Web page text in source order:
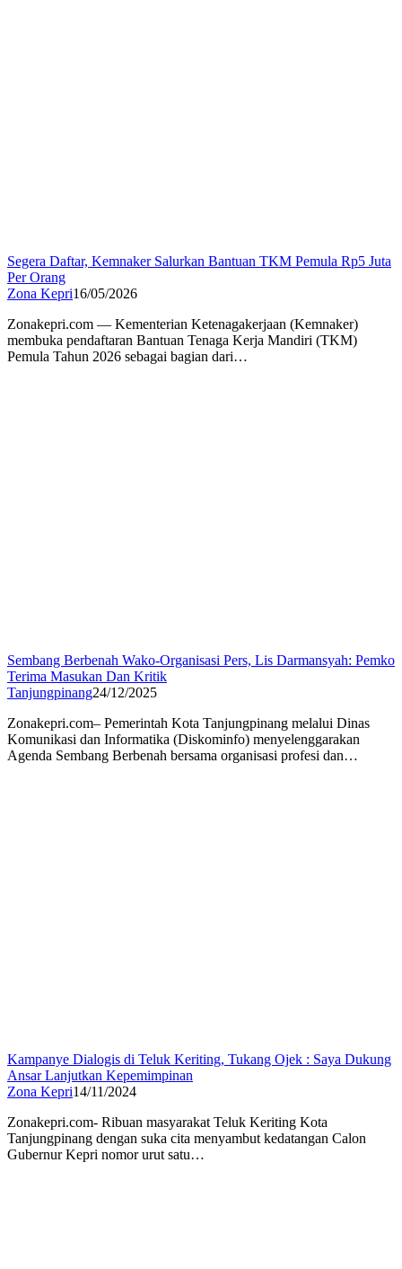
Segera Daftar, Kemnaker Salurkan Bantuan TKM Pemula Rp5 Juta
Per Orang
Zona Kepri16/05/2026
Zonakepri.com — Kementerian Ketenagakerjaan (Kemnaker)
membuka pendaftaran Bantuan Tenaga Kerja Mandiri (TKM)
Pemula Tahun 2026 sebagai bagian dari…
Sembang Berbenah Wako-Organisasi Pers, Lis Darmansyah: Pemko
Terima Masukan Dan Kritik
Tanjungpinang24/12/2025
Zonakepri.com– Pemerintah Kota Tanjungpinang melalui Dinas
Komunikasi dan Informatika (Diskominfo) menyelenggarakan
Agenda Sembang Berbenah bersama organisasi profesi dan…
Kampanye Dialogis di Teluk Keriting, Tukang Ojek : Saya Dukung
Ansar Lanjutkan Kepemimpinan
Zona Kepri14/11/2024
Zonakepri.com- Ribuan masyarakat Teluk Keriting Kota
Tanjungpinang dengan suka cita menyambut kedatangan Calon
Gubernur Kepri nomor urut satu…